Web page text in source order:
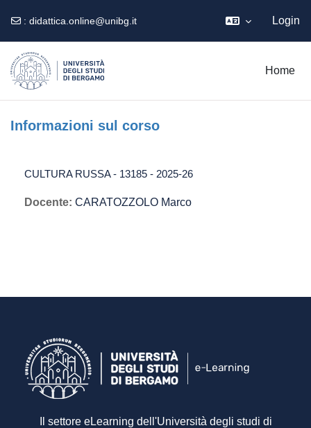
: didattica.online@unibg.it Login
Home
Informazioni sul corso
CULTURA RUSSA - 13185 - 2025-26
Docente: CARATOZZOLO Marco
Il settore eLearning dell'Università degli studi di